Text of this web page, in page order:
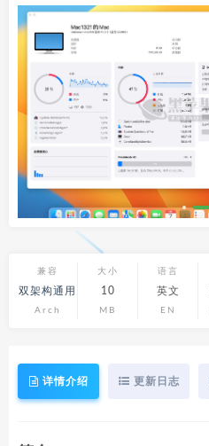
兼容
双架构通用
Arch
大小
10
MB
语言
英文
EN
详情介绍 更新日志